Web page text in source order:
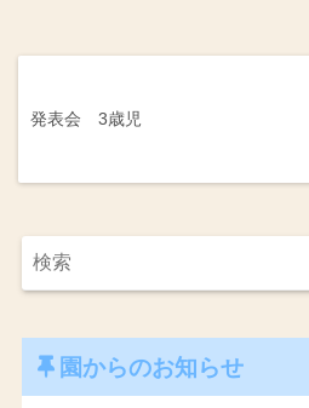
発表会 3歳児
園からのお知らせ